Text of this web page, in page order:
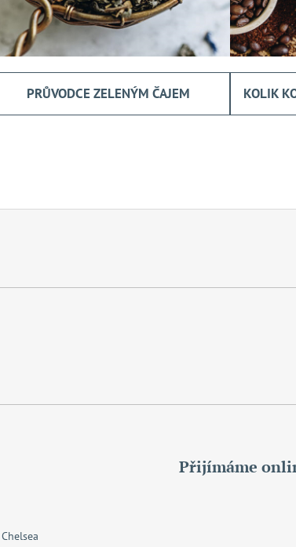
PRŮVODCE ZELENÝM ČAJEM KOLIK
Přijímáme